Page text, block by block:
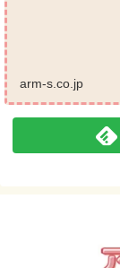
arm-s.co.jp